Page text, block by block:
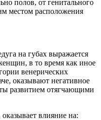
полов, от генитального
местом расположения
на губах выражается
в то время как иное
венерических
оказывают негативное
развитием отягчающими
влияние на: